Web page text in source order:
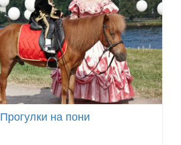
Прогулки на пони